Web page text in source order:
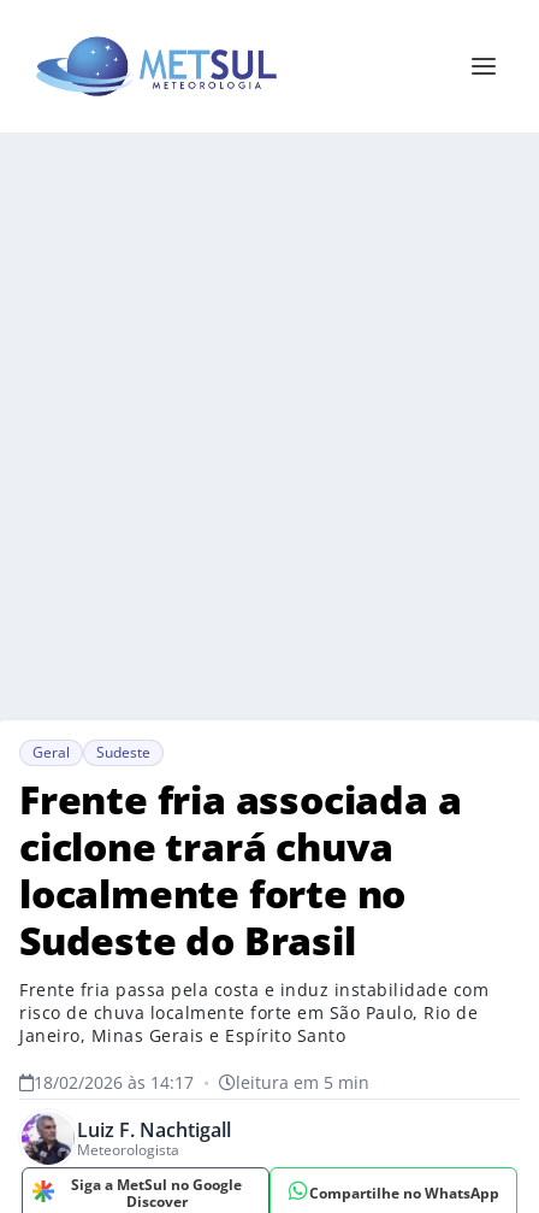
Geral Sudeste
Frente fria associada a
ciclone trará chuva
localmente forte no
Sudeste do Brasil
Frente fria passa pela costa e induz instabilidade com
risco de chuva localmente forte em São Paulo, Rio de
Janeiro, Minas Gerais e Espírito Santo
18/02/2026 às 14:17 • leitura em 5 min
Luiz F. Nachtigall
Meteorologista
Siga a MetSul no Google
Discover
Compartilhe no WhatsApp